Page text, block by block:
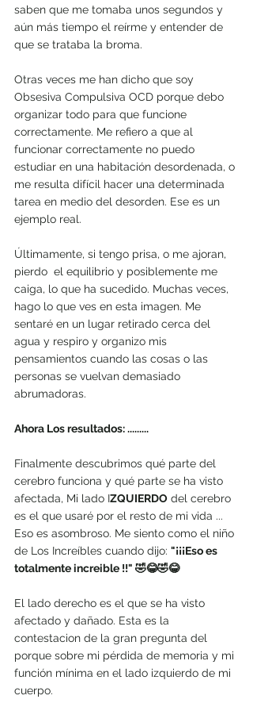
saben que me tomaba unos segundos y
aún más tiempo el reírme y entender de
que se trataba la broma.
Otras veces me han dicho que soy
Obsesiva Compulsiva OCD porque debo
organizar todo para que funcione
correctamente. Me refiero a que al
funcionar correctamente no puedo
estudiar en una habitación desordenada, o
me resulta difícil hacer una determinada
tarea en medio del desorden. Ese es un
ejemplo real.
Últimamente, si tengo prisa, o me ajoran,
pierdo  el equilibrio y posiblemente me
caiga, lo que ha sucedido. Muchas veces,
hago lo que ves en esta imagen. Me
sentaré en un lugar retirado cerca del
agua y respiro y organizo mis
pensamientos cuando las cosas o las
personas se vuelvan demasiado
abrumadoras.
Ahora Los resultados: .........
Finalmente descubrimos qué parte del
cerebro funciona y qué parte se ha visto
afectada, Mi lado IZQUIERDO del cerebro
es el que usaré por el resto de mi vida ...
Eso es asombroso. Me siento como el niño
de Los Increíbles cuando dijo: "¡¡¡Eso es
totalmente increible !!" 🤣😂🤣😂
El lado derecho es el que se ha visto
afectado y dañado. Esta es la
contestacion de la gran pregunta del
porque sobre mi pérdida de memoria y mi
función mínima en el lado izquierdo de mi
cuerpo.